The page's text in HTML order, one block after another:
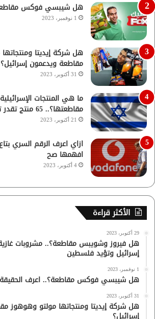
هل شيبسي فوكس
1 نوفمبر، 2023
هل شركة إيديتا
مقاطعة ويدعمون إسرائيل؟
31 أكتوبر، 2023
ما هي المنتجات
مقاطعتها؟.. 65 منتج تقدر تستغنى عنهم
21 أكتوبر، 2023
ازاي اعرف الرقم السري
افهمها صح
4 أكتوبر، 2023
الأكثر قراءة
29 أكتوبر، 2023
هل فيروز وشويبس مقاطعة؟.. مشروبات
إسرائيل وتؤيد فلسطين
1 نوفمبر، 2023
هل شيبسي فوكس مقاطعة؟.. اعرف الحقيقة
31 أكتوبر، 2023
هل شركة إيديتا ومنتجاتها مولتو وهوهوز